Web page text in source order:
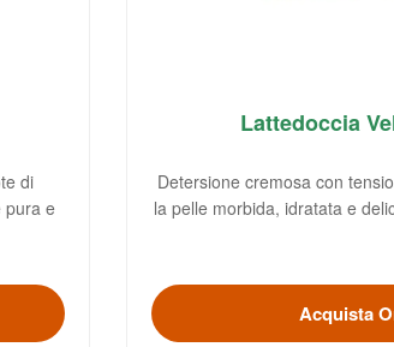
di
pura e
Lattedoccia
Detersione cremosa con
la pelle morbida, idratata e
Acquista